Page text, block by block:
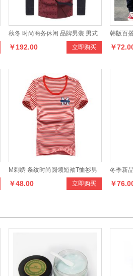
秋冬 时尚商务休闲 品牌男装 男式
衬衣修身长袖衬衫男 男装立即购买
￥192.00
韩版百
绣花潮
￥
M刺绣 条纹时尚圆领短袖T恤衫男
式休闲tee 立即购买
￥48.00
冬季新
裤长裤
￥